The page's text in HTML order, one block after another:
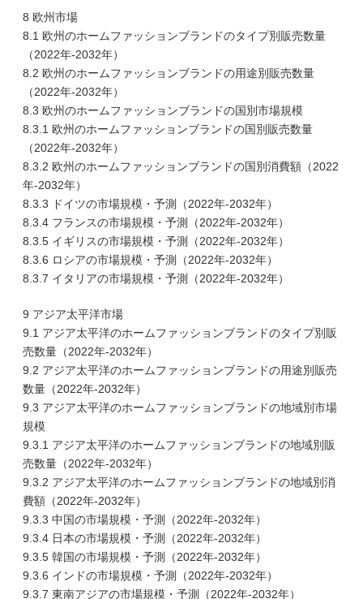
8 欧州市場
8.1 欧州のホームファッションブランドのタイプ別販売数量
（2022年-2032年）
8.2 欧州のホームファッションブランドの用途別販売数量
（2022年-2032年）
8.3 欧州のホームファッションブランドの国別市場規模
8.3.1 欧州のホームファッションブランドの国別販売数量
（2022年-2032年）
8.3.2 欧州のホームファッションブランドの国別消費額（2022
年-2032年）
8.3.3 ドイツの市場規模・予測（2022年-2032年）
8.3.4 フランスの市場規模・予測（2022年-2032年）
8.3.5 イギリスの市場規模・予測（2022年-2032年）
8.3.6 ロシアの市場規模・予測（2022年-2032年）
8.3.7 イタリアの市場規模・予測（2022年-2032年）
9 アジア太平洋市場
9.1 アジア太平洋のホームファッションブランドのタイプ別販
売数量（2022年-2032年）
9.2 アジア太平洋のホームファッションブランドの用途別販売
数量（2022年-2032年）
9.3 アジア太平洋のホームファッションブランドの地域別市場
規模
9.3.1 アジア太平洋のホームファッションブランドの地域別販
売数量（2022年-2032年）
9.3.2 アジア太平洋のホームファッションブランドの地域別消
費額（2022年-2032年）
9.3.3 中国の市場規模・予測（2022年-2032年）
9.3.4 日本の市場規模・予測（2022年-2032年）
9.3.5 韓国の市場規模・予測（2022年-2032年）
9.3.6 インドの市場規模・予測（2022年-2032年）
9.3.7 東南アジアの市場規模・予測（2022年-2032年）